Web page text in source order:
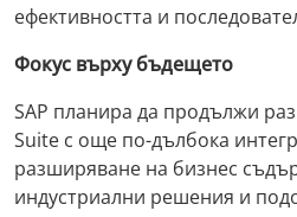
ефективността и
Фокус върху бъдещето
SAP планира да продължи
Suite с още по-дълбока
разширяване на бизнес
индустриални решения и